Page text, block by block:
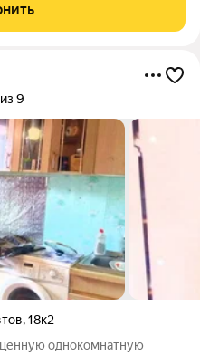
9
,18к2
однокомнатную